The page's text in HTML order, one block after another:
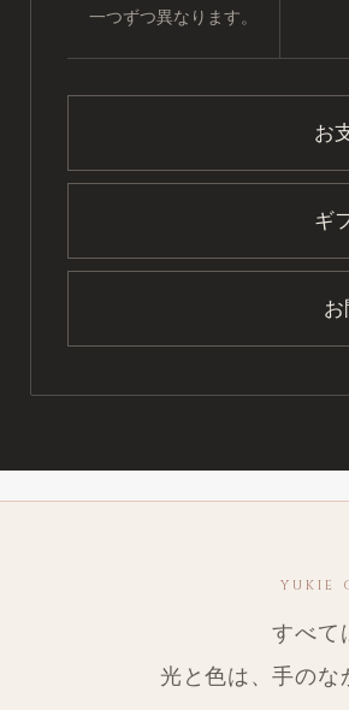
一つずつ異なります。
お
ギ
YUKIE
すべて
光と色は、手のな